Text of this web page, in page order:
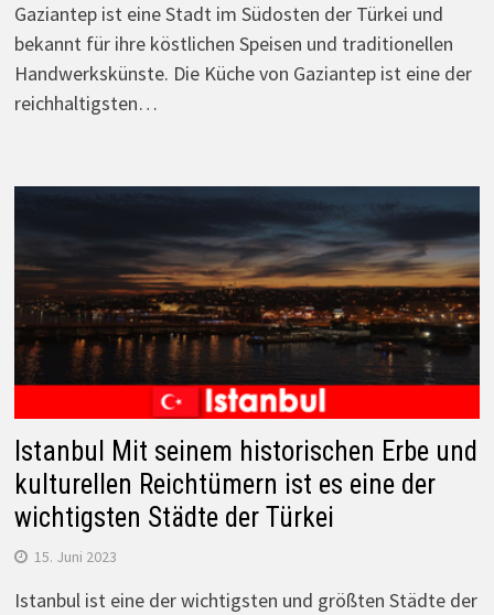
Gaziantep ist eine Stadt im Südosten der Türkei und
bekannt für ihre köstlichen Speisen und traditionellen
Handwerkskünste. Die Küche von Gaziantep ist eine der
reichhaltigsten…
Istanbul Mit seinem historischen Erbe und
kulturellen Reichtümern ist es eine der
wichtigsten Städte der Türkei
15. Juni 2023
Istanbul ist eine der wichtigsten und größten Städte der